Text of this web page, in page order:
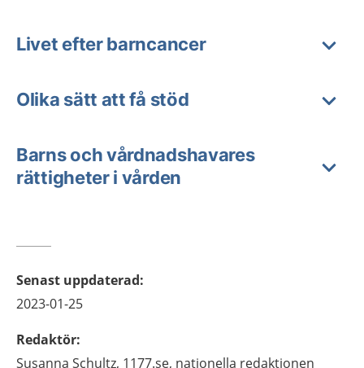
Livet efter barncancer
Olika sätt att få stöd
Barns och vårdnadshavares
rättigheter i vården
Senast uppdaterad:
2023-01-25
Redaktör:
Susanna Schultz, 1177.se, nationella redaktionen